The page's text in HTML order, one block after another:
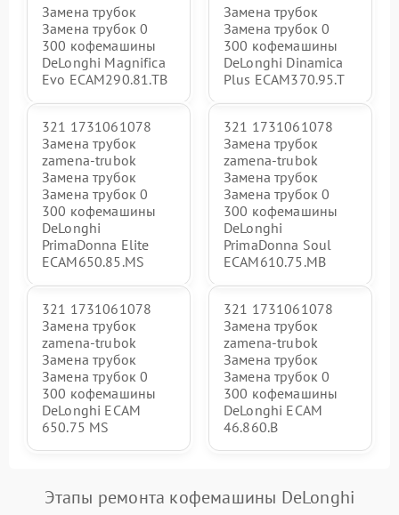
Замена трубок
Замена трубок 0
300 кофемашины
DeLonghi Magnifica
Evo ECAM290.81.TB
Замена трубок
Замена трубок 0
300 кофемашины
DeLonghi Dinamica
Plus ECAM370.95.T
321 1731061078
Замена трубок
zamena-trubok
Замена трубок
Замена трубок 0
300 кофемашины
DeLonghi
PrimaDonna Elite
ECAM650.85.MS
321 1731061078
Замена трубок
zamena-trubok
Замена трубок
Замена трубок 0
300 кофемашины
DeLonghi
PrimaDonna Soul
ECAM610.75.MB
321 1731061078
Замена трубок
zamena-trubok
Замена трубок
Замена трубок 0
300 кофемашины
DeLonghi ECAM
650.75 MS
321 1731061078
Замена трубок
zamena-trubok
Замена трубок
Замена трубок 0
300 кофемашины
DeLonghi ECAM
46.860.B
Этапы ремонта кофемашины DeLonghi